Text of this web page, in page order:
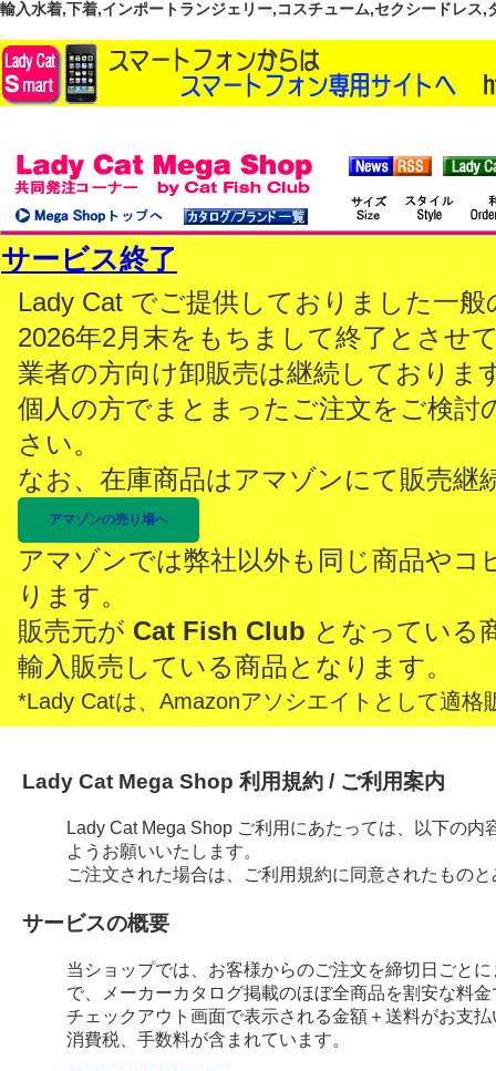
輸入水着,下着,インポートランジェリー,コスチューム,セクシードレス
サービス終了
Lady Cat でご提供しておりました一
2026年2月末をもちまして終了とさせ
業者の方向け卸販売は継続しておりま
個人の方でまとまったご注文をご検討
さい。
なお、在庫商品はアマゾンにて販売継
アマゾンの売り場へ
アマゾンでは弊社以外も同じ商品やコ
ります。
販売元が Cat Fish Club となっている
輸入販売している商品となります。
*Lady Catは、Amazonアソシエイトとして適格
Lady Cat Mega Shop 利用規約 / ご利用案内
Lady Cat Mega Shop ご利用にあたっては、以下の
ようお願いいたします。
ご注文された場合は、ご利用規約に同意されたもの
サービスの概要
当ショップでは、お客様からのご注文を締切日ごと
で、メーカーカタログ掲載のほぼ全商品を割安な料
チェックアウト画面で表示される金額＋送料がお支
消費税、手数料が含まれています。